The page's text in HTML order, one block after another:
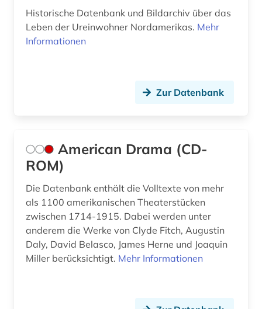
Historische Datenbank und Bildarchiv über das
Leben der Ureinwohner Nordamerikas. Mehr
Informationen
Zur Datenbank
American Drama (CD-
ROM)
Die Datenbank enthält die Volltexte von mehr
als 1100 amerikanischen Theaterstücken
zwischen 1714-1915. Dabei werden unter
anderem die Werke von Clyde Fitch, Augustin
Daly, David Belasco, James Herne und Joaquin
Miller berücksichtigt. Mehr Informationen